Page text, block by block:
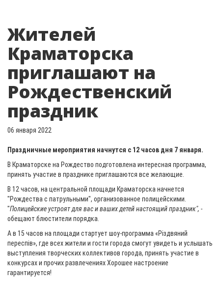
Жителей
Краматорска
приглашают на
Рождественский
праздник
06 января 2022
Праздничные мероприятия начнутся с 12 часов дня 7 января.
В Краматорске на Рождество подготовлена интересная программа,
принять участие в празднике приглашаются все желающие.
В 12 часов, на центральной площади Краматорска начнется
"Рождества с патрульными", организованное полицейскими.
"Полицейские устроят для вас и ваших детей настоящий праздник", -
обещают блюстители порядка.
А в 15 часов на площади стартует шоу-программа «Різдвяний
переспів», где всех жители и гости города смогут увидеть и услышать
выступления творческих коллективов города, принять участие в
конкурсах и прочих развлечениях Хорошее настроение
гарантируется!